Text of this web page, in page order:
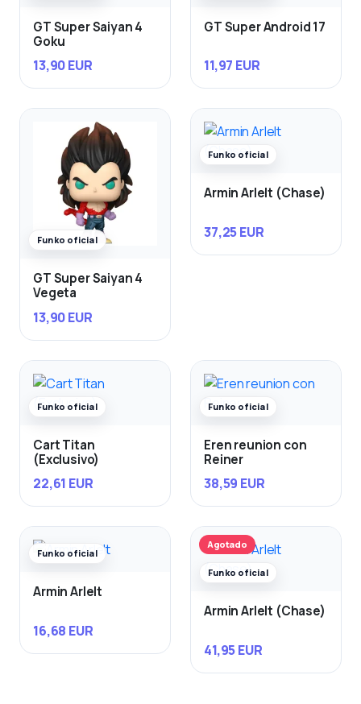
GT Super Saiyan 4
Goku
13,90 EUR
GT Super Android 17
11,97 EUR
Funko oficial
GT Super Saiyan 4
Vegeta
13,90 EUR
Funko oficial
Armin Arlelt (Chase)
37,25 EUR
Funko oficial
Cart Titan
(Exclusivo)
22,61 EUR
Funko oficial
Eren reunion con
Reiner
38,59 EUR
Funko oficial
Armin Arlelt
16,68 EUR
Agotado
Funko oficial
Armin Arlelt (Chase)
41,95 EUR